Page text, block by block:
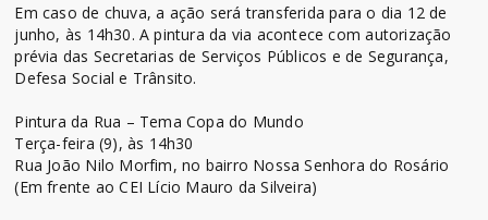
Em caso de chuva, a ação será transferida para o dia 12 de
junho, às 14h30. A pintura da via acontece com autorização
prévia das Secretarias de Serviços Públicos e de Segurança,
Defesa Social e Trânsito.
Pintura da Rua – Tema Copa do Mundo
Terça-feira (9), às 14h30
Rua João Nilo Morfim, no bairro Nossa Senhora do Rosário
(Em frente ao CEI Lício Mauro da Silveira)